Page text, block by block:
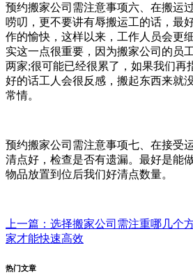
预约搬家公司需注意事项六、在搬运
唠叨，更不要讲有辱搬运工的话，最
作的愉快，这样以来，工作人员会更
实这一点很重要，因为搬家公司的员
两家;很可能已经很累了，如果我们再
好的话工人会很反感，搬起东西来就
常情。
预约搬家公司需注意事项七、在接受
清点好，检查是否有遗漏。最好是能
物品放置到位后我们好清点数量。
上一篇：选择搬家公司需注重哪几个
家才能快速高效
热门文章